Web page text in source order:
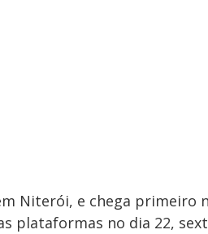
Niterói, e chega primeiro
plataformas no dia 22,